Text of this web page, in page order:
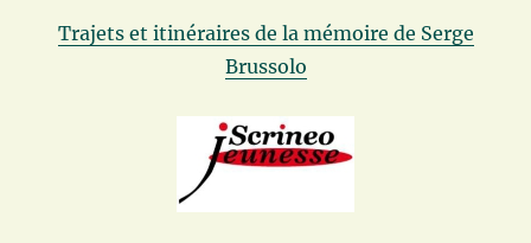
Trajets et itinéraires de la mémoire de Serge
Brussolo